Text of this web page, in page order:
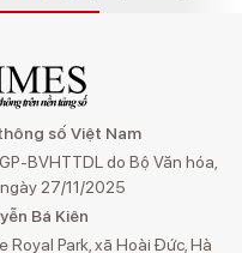
số Việt Nam
BVHTTDL do Bộ Văn hóa,
27/11/2025
Bá Kiên
Royal Park, xã Hoài Đức, Hà